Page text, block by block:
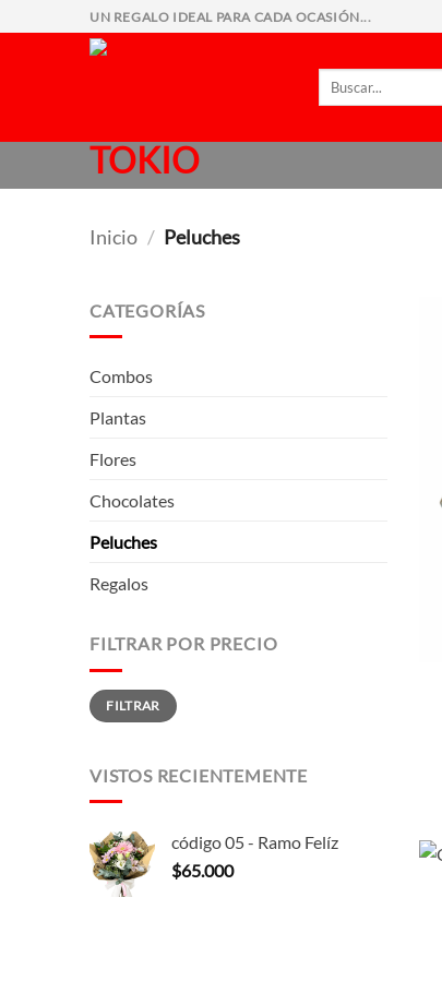
al
UN REGALO IDEAL PARA CADA OCASIÓN...
Buscar
Inicio / Peluches
CATEGORÍAS
Combos
Plantas
Flores
Chocolates
Peluches
Regalos
FILTRAR POR PRECIO
Precio
mínimo
Precio
máximo
FILTRAR
VISTOS RECIENTEMENTE
código 05 - Ramo Felíz
$65.000